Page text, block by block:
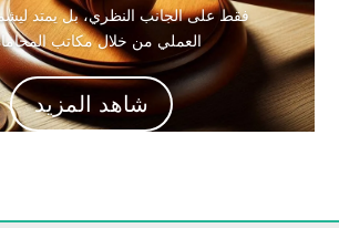
فقط على الجانب النظري، بل يمتد
العملي من خلال مكاتب
شاهد المزيد